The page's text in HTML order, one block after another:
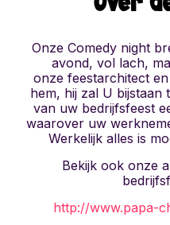
Onze Comedy night
avond, vol lach,
onze feestarchitect
hem, hij zal U bijstaan
van uw bedrijfsfeest
waarover uw
Werkelijk alles is
Bekijk ook onze
http://www.papa-